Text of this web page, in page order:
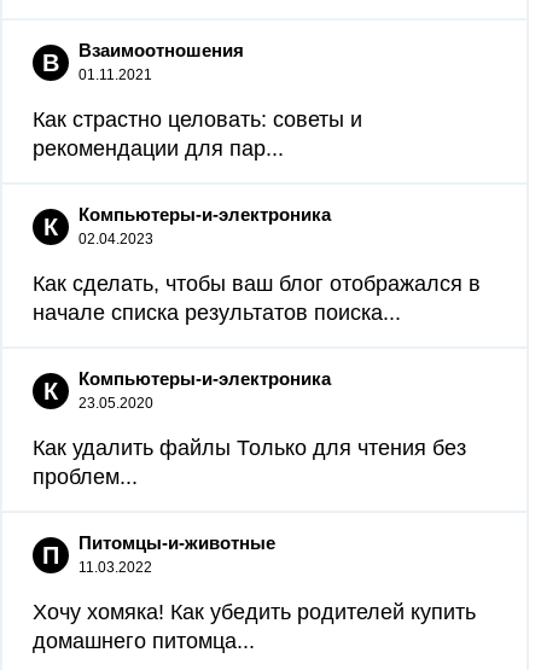
В Взаимоотношения
01.11.2021
Как страстно целовать: советы и
рекомендации для пар...
К Компьютеры-и-электроника
02.04.2023
Как сделать, чтобы ваш блог отображался в
начале списка результатов поиска...
К Компьютеры-и-электроника
23.05.2020
Как удалить файлы Только для чтения без
проблем...
П Питомцы-и-животные
11.03.2022
Хочу хомяка! Как убедить родителей купить
домашнего питомца...